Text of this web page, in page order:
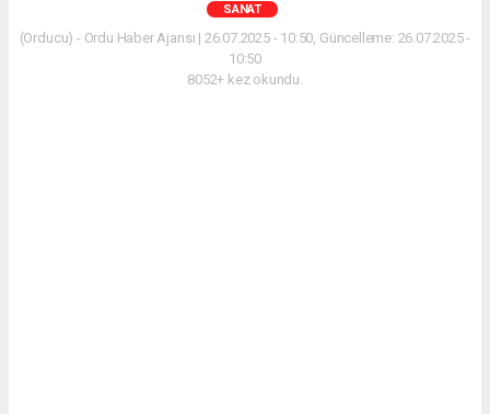
SANAT
(Orducu) - Ordu Haber Ajansı | 26.07.2025 - 10:50, Güncelleme: 26.07.2025 -
10:50
8052+ kez okundu.